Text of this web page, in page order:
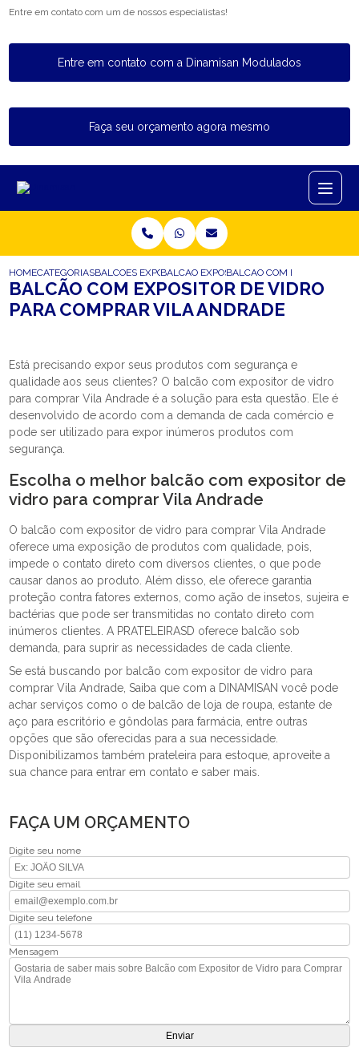
Entre em contato com um de nossos especialistas!
Entre em contato com a Dinamisan Modulados
Faça seu orçamento agora mesmo
HOMECATEGORIASBALCOES EXPOSITORESBALCAO EXPOSITOR PARA PADARIA
BALCAO COM EXPOSITOR
BALCÃO COM EXPOSITOR DE VIDRO
PARA COMPRAR VILA ANDRADE
Está precisando expor seus produtos com segurança e
qualidade aos seus clientes? O balcão com expositor de vidro
para comprar Vila Andrade é a solução para esta questão. Ele é
desenvolvido de acordo com a demanda de cada comércio e
pode ser utilizado para expor inúmeros produtos com
segurança.
Escolha o melhor balcão com expositor de
vidro para comprar Vila Andrade
O balcão com expositor de vidro para comprar Vila Andrade
oferece uma exposição de produtos com qualidade, pois,
impede o contato direto com diversos clientes, o que pode
causar danos ao produto. Além disso, ele oferece garantia
proteção contra fatores externos, como ação de insetos, sujeira e
bactérias que pode ser transmitidas no contato direto com
inúmeros clientes. A PRATELEIRASD oferece balcão sob
demanda, para suprir as necessidades de cada cliente.
Se está buscando por balcão com expositor de vidro para
comprar Vila Andrade, Saiba que com a DINAMISAN você pode
achar serviços como o de balcão de loja de roupa, estante de
aço para escritório e gôndolas para farmácia, entre outras
opções que são oferecidas para a sua necessidade.
Disponibilizamos também prateleira para estoque, aproveite a
sua chance para entrar em contato e saber mais.
FAÇA UM ORÇAMENTO
Digite seu nome
Digite seu email
Digite seu telefone
Mensagem